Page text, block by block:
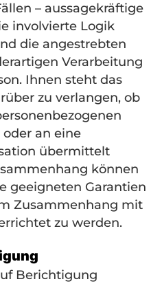
– aussagekräftige
involvierte Logik
die angestrebten
Verarbeitung
Ihnen steht das
zu verlangen, ob
an eine
übermittelt
können
geeigneten Garantien
Zusammenhang mit
zu werden.
Berichtigung